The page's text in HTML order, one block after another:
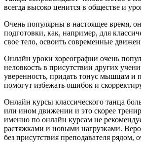
всегда высоко ценится в обществе и
Очень популярны в настоящее время,
подготовки, как, например, для
свое тело, освоить современные
Онлайн уроки хореографии очень
неловкость в присутствии других
уверенность, придать тонус мышцам и
помогут избежать ошибок и
Онлайн курсы классического танца
или ином движении и это скорее
именно по онлайн курсам не
растяжками и новыми нагрузками.
без присутствия преподавателя рядом,